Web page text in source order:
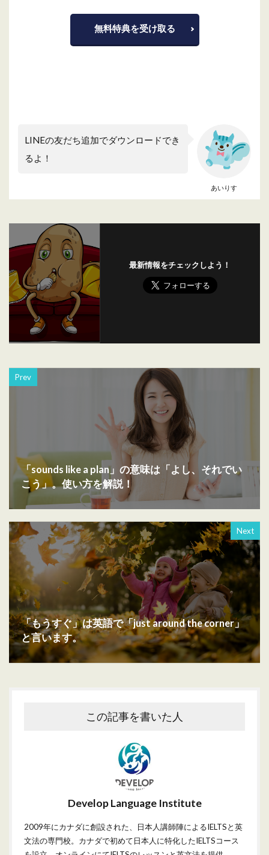
無料特典を受け取る
あいりす
LINEの友だち追加でダウンロードでき
るよ！
最新情報をチェックしよう！
Prev
「sounds like a plan」の意味は「よし、それでい
こう」。使い方を解説！
Next
「もうすぐ」は英語で「just around the corner」
と言います。
この記事を書いた人
Develop Language Institute
2009年にカナダに創設された、日本人講師陣によるIELTSと英
文法の専門校。カナダで初めて日本人に特化したIELTSコース